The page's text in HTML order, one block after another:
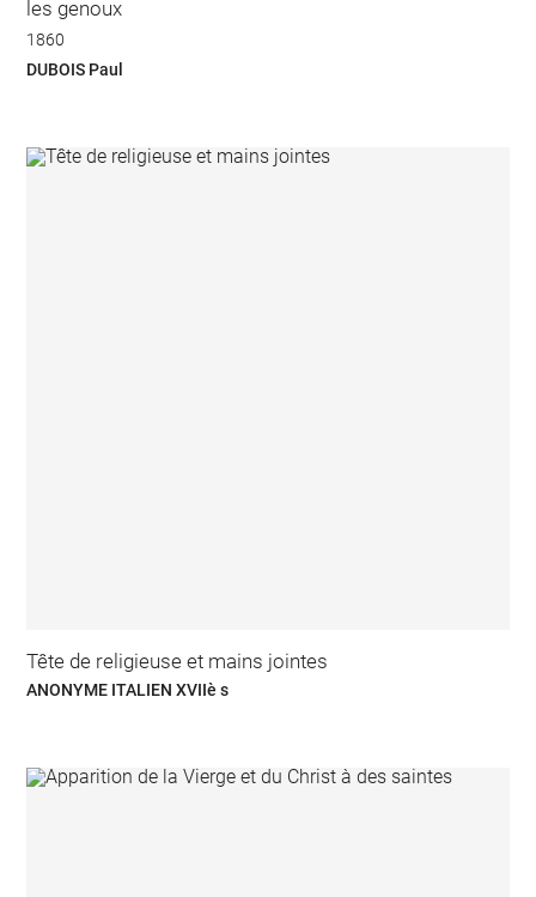
les genoux
1860
DUBOIS Paul
Tête de religieuse et mains jointes
ANONYME ITALIEN XVIIè s